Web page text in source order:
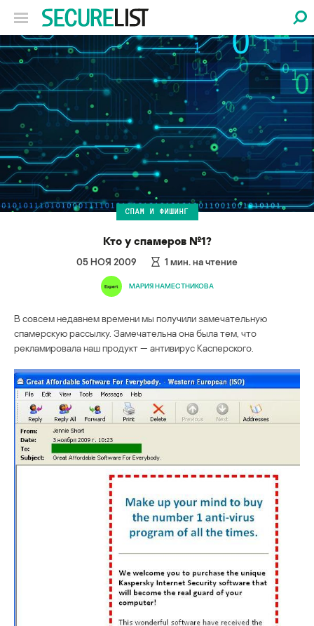
СПАМ И ФИШИНГ
Кто у спамеров №1?
05 НОЯ 2009 1 мин. на чтение
МАРИЯ НАМЕСТНИКОВА
В совсем недавнем времени мы получили замечательную
спамерскую рассылку. Замечательна она была тем, что
рекламировала наш продукт — антивирус Касперского.